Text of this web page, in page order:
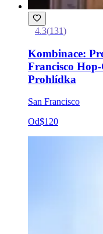
4.3(131)
Kombinace:
Francisco
Prohlídka
San Francisco
Od$120